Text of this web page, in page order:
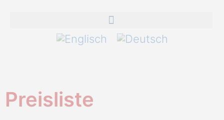
Preisliste